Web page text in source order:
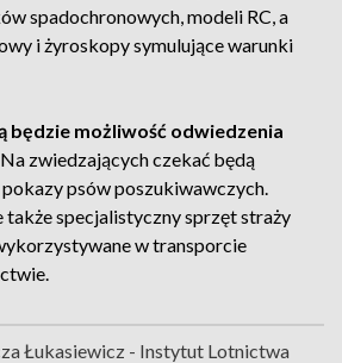
spadochronowych, modeli RC, a
i żyroskopy symulujące warunki
będzie możliwość odwiedzenia
Na zwiedzających czekać będą
psów poszukiwawczych.
także specjalistyczny sprzęt straży
w transporcie
Łukasiewicz - Instytut Lotnictwa